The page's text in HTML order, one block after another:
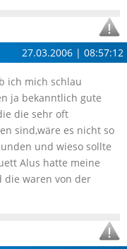
27.03.2006 | 08:57:12
ich mich schlau
ja bekanntlich gute
die sehr oft
sind,wäre es nicht so
und wieso sollte
Alus hatte meine
die waren von der